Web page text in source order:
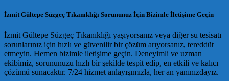
İzmit Gültepe Süzgeç Tıkanıklığı Sorununuz İçin Bizimle İletişime Geçin
İzmit Gültepe Süzgeç Tıkanıklığı yaşıyorsanız veya diğer su tesisatı
sorunlarınız için hızlı ve güvenilir bir çözüm arıyorsanız, tereddüt
etmeyin. Hemen bizimle iletişime geçin. Deneyimli ve uzman
ekibimiz, sorununuzu hızlı bir şekilde tespit edip, en etkili ve kalıcı
çözümü sunacaktır. 7/24 hizmet anlayışımızla, her an yanınızdayız.